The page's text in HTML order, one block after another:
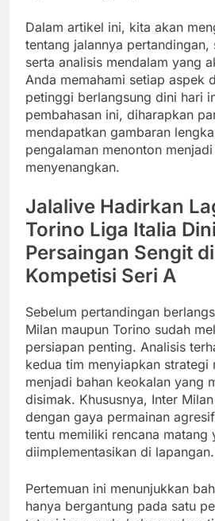
Dalam artikel ini, kita akan
tentang jalannya
serta analisis mendalam yang
Anda memahami setiap aspek
petinggi berlangsung dini hari
pembahasan ini, diharapkan
mendapatkan gambaran
pengalaman menonton
menyenangkan.
Jalalive Hadirkan
Torino Liga Italia
Persaingan Sengit
Kompetisi Seri A
Sebelum pertandingan
Milan maupun Torino sudah
persiapan penting. Analisis
kedua tim menyiapkan strategi
menjadi bahan keokalan yang
disimak. Khususnya, Inter
dengan gaya permainan
tentu memiliki rencana matang
diimplementasikan di lapangan.
Pertemuan ini menunjukkan
hanya bergantung pada satu